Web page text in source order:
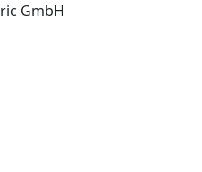
GmbH